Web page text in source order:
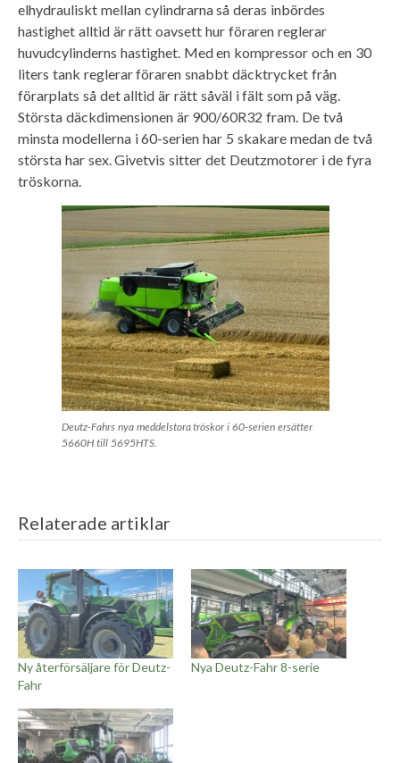
elhydrauliskt mellan cylindrarna så deras inbördes
hastighet alltid är rätt oavsett hur föraren reglerar
huvudcylinderns hastighet. Med en kompressor och en 30
liters tank reglerar föraren snabbt däcktrycket från
förarplats så det alltid är rätt såväl i fält som på väg.
Största däckdimensionen är 900/60R32 fram. De två
minsta modellerna i 60-serien har 5 skakare medan de två
största har sex. Givetvis sitter det Deutzmotorer i de fyra
tröskorna.
Deutz-Fahrs nya meddelstora tröskor i 60-serien ersätter
5660H till 5695HTS.
Relaterade artiklar
Ny återförsäljare för Deutz-
Fahr
Nya Deutz-Fahr 8-serie